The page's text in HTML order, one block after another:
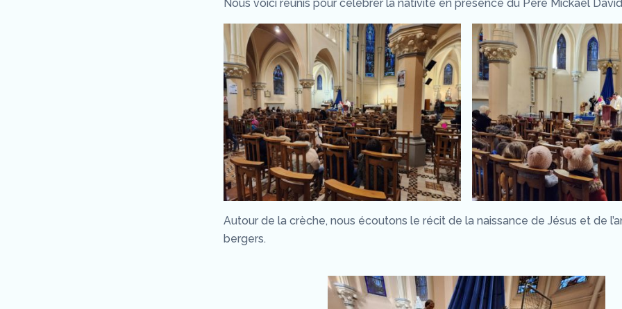
Nous voici réunis pour célébrer la nativité en présence du Père Mickael
Autour de la crèche, nous écoutons le récit de la naissance de Jésus et de
bergers.